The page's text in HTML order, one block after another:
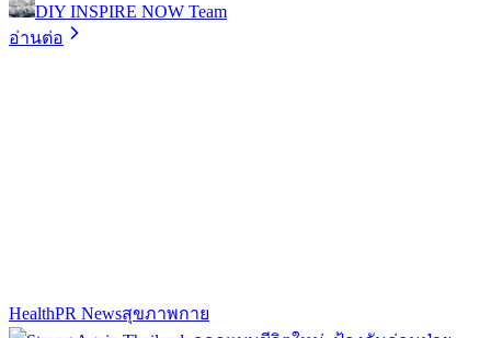
DIY INSPIRE NOW Team
อ่านต่อ
HealthPR Newsสุขภาพกาย